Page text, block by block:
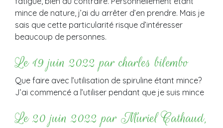
mince de nature, j’ai du arrêter d’en prendre. Mais je
sais que cette particularité risque d’intéresser
beaucoup de personnes.
Le 19 juin 2022 par charles bilembo
Que faire avec l’utilisation de spiruline étant mince?
J’ai commencé a l’utiliser pendant que je suis mince
Le 20 juin 2022 par Muriel Cathaud,